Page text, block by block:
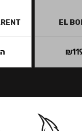
EL
₪